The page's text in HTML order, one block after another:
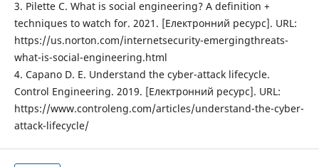
3. Pilette C. What is social engineering? A definition +
techniques to watch for. 2021. [Електронний ресурс]. URL:
https://us.norton.com/internetsecurity-emergingthreats-
what-is-social-engineering.html
4. Capano D. E. Understand the cyber-attack lifecycle.
Control Engineering. 2019. [Електронний ресурс]. URL:
https://www.controleng.com/articles/understand-the-cyber-
attack-lifecycle/